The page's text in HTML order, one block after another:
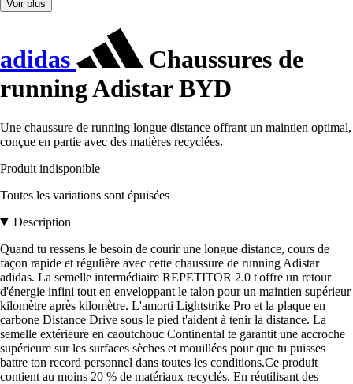
Voir plus
adidas
Chaussures de
running Adistar BYD
Une chaussure de running longue distance offrant un maintien optimal,
conçue en partie avec des matières recyclées.
Produit indisponible
Toutes les variations sont épuisées
Description
Quand tu ressens le besoin de courir une longue distance, cours de
façon rapide et régulière avec cette chaussure de running Adistar
adidas. La semelle intermédiaire REPETITOR 2.0 t'offre un retour
d'énergie infini tout en enveloppant le talon pour un maintien supérieur
kilomètre après kilomètre. L'amorti Lightstrike Pro et la plaque en
carbone Distance Drive sous le pied t'aident à tenir la distance. La
semelle extérieure en caoutchouc Continental te garantit une accroche
supérieure sur les surfaces sèches et mouillées pour que tu puisses
battre ton record personnel dans toutes les conditions.Ce produit
contient au moins 20 % de matériaux recyclés. En réutilisant des